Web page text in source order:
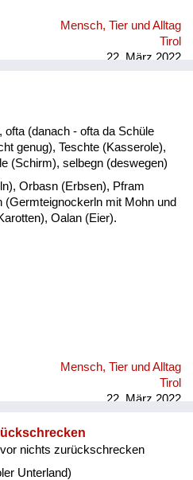
Mensch, Tier und Alltag
Tirol
22. März 2022
ofta (danach - ofta da Schüle
genug), Teschte (Kasserole),
(Schirm), selbegn (deswegen)
Orbasn (Erbsen), Pfram
(Germteignockerln mit Mohn und
Oalan (Eier).
Mensch, Tier und Alltag
Tirol
22. März 2022
nichts zurückschrecken
Unterland)